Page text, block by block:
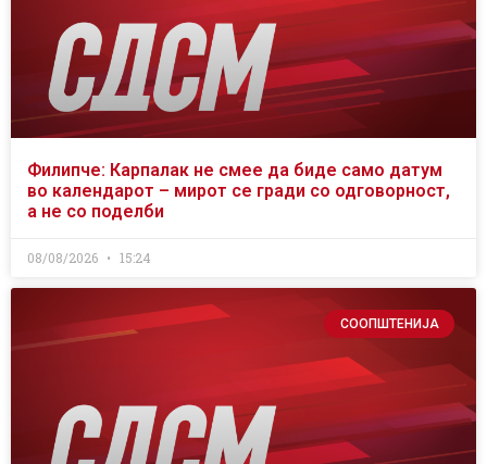
Филипче: Карпалак не смее да биде само датум
во календарот – мирот се гради со одговорност,
а не со поделби
08/08/2026 15:24
СООПШТЕНИЈА